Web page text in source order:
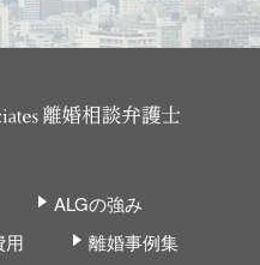
ALGの強み
用
離婚事例集